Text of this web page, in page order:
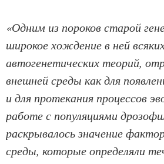
«Одним из пороков старой
широкое хождение в ней
автогенетических теорий,
внешней среды как для
и для протекания процессов
работе с популяциями
раскрывалось значение
среды, которые определяли